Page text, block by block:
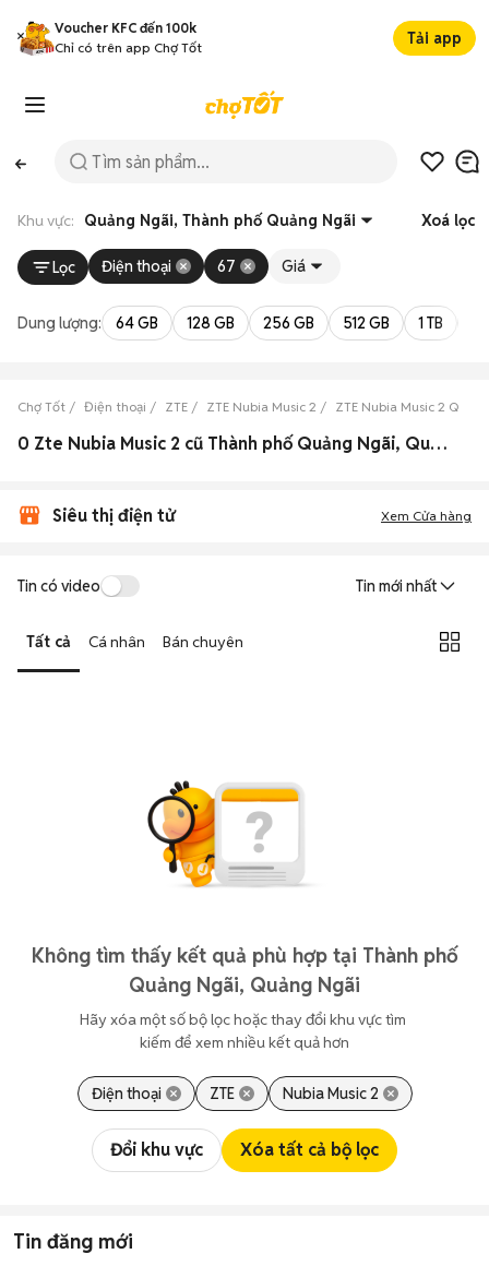
Voucher KFC đến 100k
Chỉ có trên app Chợ Tốt
Tải app
Khu vực: Quảng Ngãi, Thành phố Quảng Ngãi Xoá lọc
Lọc Điện thoại 67 Giá
Dung lượng: 64 GB 128 GB 256 GB 512 GB 1 TB
Chợ Tốt Điện thoại ZTE ZTE Nubia Music 2 ZTE Nubia Music 2
0 Zte Nubia Music 2 cũ Thành phố Quảng Ngãi, Quảng Ngãi đẹp
Siêu thị điện tử Xem Cửa hàng
Tin có video Tin mới nhất
Tất cả Cá nhân Bán chuyên
Không tìm thấy kết quả phù hợp tại Thành phố
Quảng Ngãi, Quảng Ngãi
Hãy xóa một số bộ lọc hoặc thay đổi khu vực tìm
kiếm để xem nhiều kết quả hơn
Điện thoại ZTE Nubia Music 2
Đổi khu vực Xóa tất cả bộ lọc
Tin đăng mới